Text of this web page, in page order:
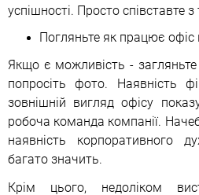
успішності. Просто співставте
Погляньте як працює
Якщо є можливість -
попросіть фото. Наявність
зовнішній вигляд офісу
робоча команда компанії.
наявність корпоративного
багато значить.
Крім цього, недоліком